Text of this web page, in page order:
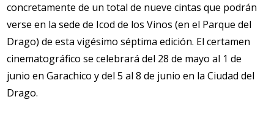
concretamente de un total de nueve cintas que podrán
verse en la sede de Icod de los Vinos (en el Parque del
Drago) de esta vigésimo séptima edición. El certamen
cinematográfico se celebrará del 28 de mayo al 1 de
junio en Garachico y del 5 al 8 de junio en la Ciudad del
Drago.